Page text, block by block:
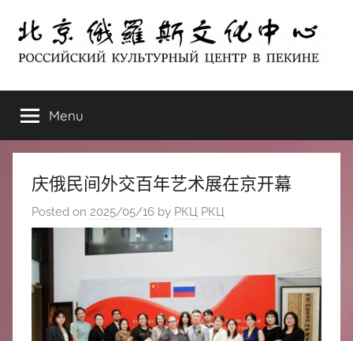
content
北
京
俄
罗
斯
文
化
ЦЕНТР
В
ПЕКИНЕ
Menu
庆俄民间外交百年艺术展在京开幕
Posted on 2025/05/16 by РКЦ РКЦ